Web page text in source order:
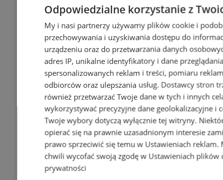
Odpowiedzialne korzystanie z
My i nasi partnerzy używamy plików cookie i
przechowywania i uzyskiwania dostępu do
urządzeniu oraz do przetwarzania danych
adres IP, unikalne identyfikatory i dane
spersonalizowanych reklam i treści, pomiaru
odbiorców oraz ulepszania usług. Dostawcy stron
również przetwarzać Twoje dane w tych i innych
wykorzystywać precyzyjne dane geolokalizacyjne i
Twoje wybory dotyczą wyłącznie tej witryny.
opierać się na prawnie uzasadnionym interesie
prawo sprzeciwić się temu w Ustawieniach reklam.
chwili wycofać swoją zgodę w Ustawieniach plików
prywatności